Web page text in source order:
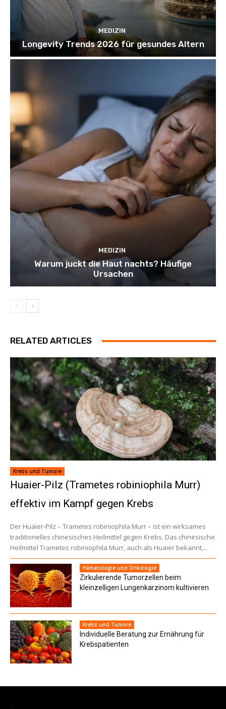
MEDIZIN
Longevity Trends 2026 für gesundes Altern
MEDIZIN
Warum juckt die Haut nachts? Häufige
Ursachen
RELATED ARTICLES
Krebs und Tumore
Huaier-Pilz (Trametes robiniophila Murr)
effektiv im Kampf gegen Krebs
Der Huaier-Pilz – Trametes robiniophila Murr – ist ein wirksames
traditionelles chinesisches Heilmittel gegen Krebs. Das chinesische
Heilmittel Trametes robiniophila Murr, auch als Huaier bekannt,...
Hämatologie und Onkologie
Zirkulierende Tumorzellen beim
kleinzelligen Lungenkarzinom kultivieren
Krebs und Tumore
Individuelle Beratung zur Ernährung für
Krebspatienten